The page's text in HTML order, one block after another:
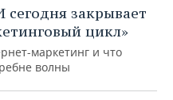
закрывает
цикл»
маркетинг и что
волны